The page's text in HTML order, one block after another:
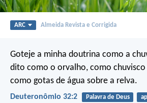
ARC Almeida Revista e Corrigida
Goteje a minha doutrina como a
dito como o orvalho, como
como gotas de água sobre a relva.
Deuteronômio 32:2 Palavra de Deus